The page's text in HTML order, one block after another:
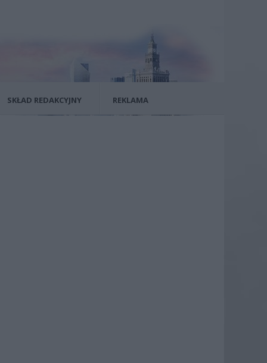
SKŁAD REDAKCYJNY REKLAMA